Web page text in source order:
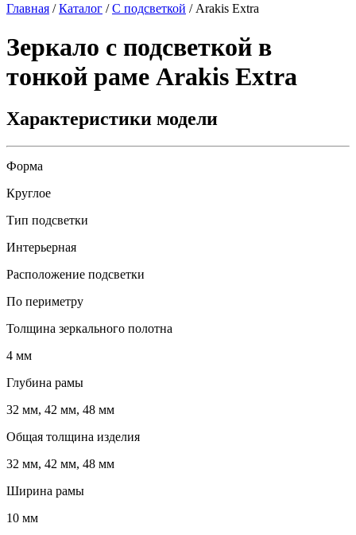
Главная /Каталог /С подсветкой / Arakis Extra
Зеркало с подсветкой в
тонкой раме Arakis Extra
Характеристики модели
Форма
Круглое
Тип подсветки
Интерьерная
Расположение подсветки
По периметру
Толщина зеркального полотна
4 мм
Глубина рамы
32 мм, 42 мм, 48 мм
Общая толщина изделия
32 мм, 42 мм, 48 мм
Ширина рамы
10 мм